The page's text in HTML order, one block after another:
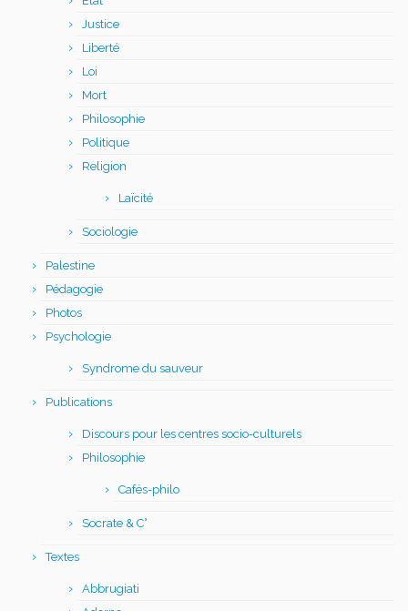
Justice
Liberté
Loi
Mort
Philosophie
Politique
Religion
Laïcité
Sociologie
Palestine
Pédagogie
Photos
Psychologie
Syndrome du sauveur
Publications
Discours pour les centres socio-culturels
Philosophie
Cafés-philo
Socrate & C°
Textes
Abbrugiati